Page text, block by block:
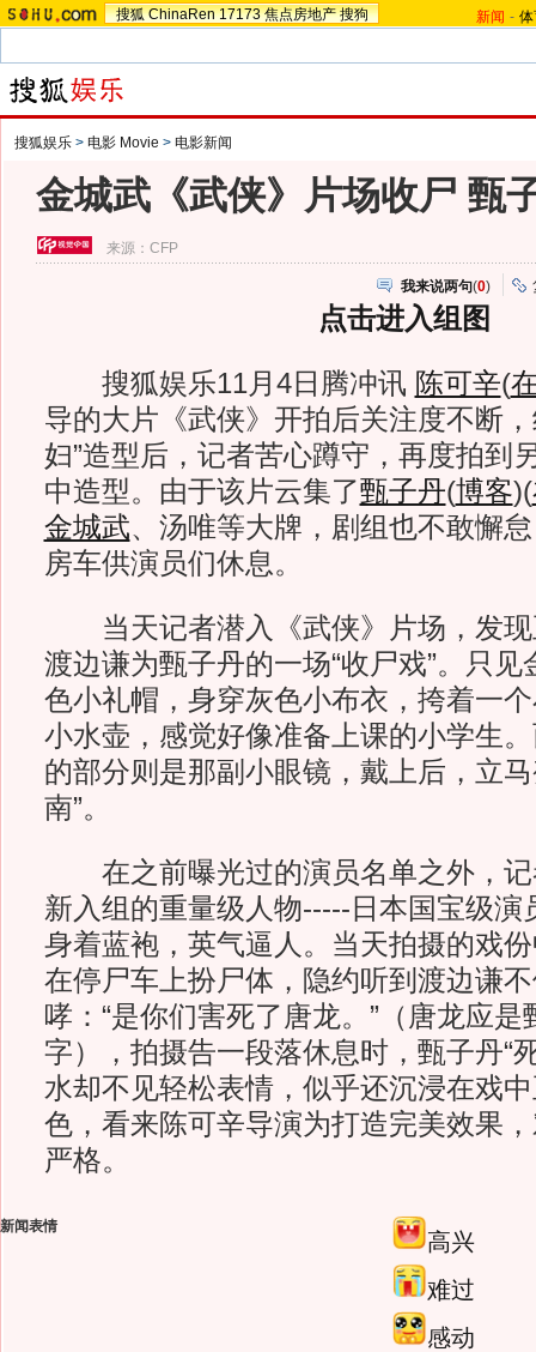
搜狐 ChinaRen 17173 焦点房地产 搜狗 新闻 -
搜狐娱乐 > 电影 Movie > 电影新闻
金城武《武侠》片场收尸 甄
来源： CFP
我来说两句(0)
点击进入组图
搜狐娱乐11月4日腾冲讯 陈可辛(
导的大片《武侠》开拍后关注度不断
妇”造型后，记者苦心蹲守，再度拍到
中造型。由于该片云集了甄子丹(博客)(
金城武、汤唯等大牌，剧组也不敢懈
房车供演员们休息。
当天记者潜入《武侠》片场，发现
渡边谦为甄子丹的一场“收尸戏”。只
色小礼帽，身穿灰色小布衣，挎着一
小水壶，感觉好像准备上课的小学生
的部分则是那副小眼镜，戴上后，立
南”。
在之前曝光过的演员名单之外，记
新入组的重量级人物-----日本国宝级演
身着蓝袍，英气逼人。当天拍摄的戏
在停尸车上扮尸体，隐约听到渡边谦
哮：“是你们害死了唐龙。”（唐龙应
字），拍摄告一段落休息时，甄子丹“
水却不见轻松表情，似乎还沉浸在戏
色，看来陈可辛导演为打造完美效果
严格。
新闻表情
高兴
难过
感动